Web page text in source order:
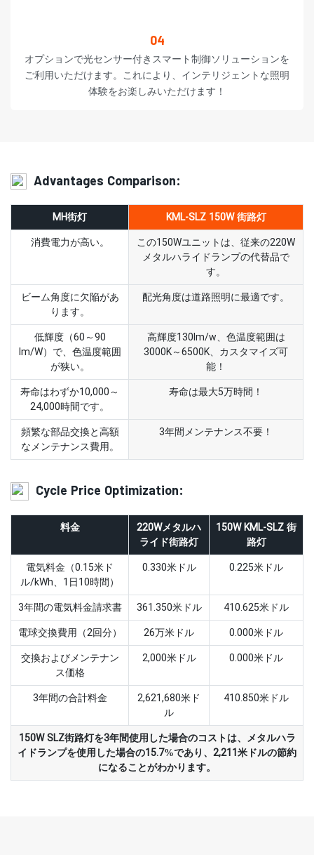
04
オプションで光センサー付きスマート制御ソリューションを
ご利用いただけます。これにより、インテリジェントな照明
体験をお楽しみいただけます！
Advantages Comparison:
MH街灯
KML-SLZ 150W 街路灯
消費電力が高い。
この150Wユニットは、従来の220W
メタルハライドランプの代替品で
す。
ビーム角度に欠陥があ
ります。
配光角度は道路照明に最適です。
低輝度（60～90
lm/W）で、色温度範囲
が狭い。
高輝度130lm/w、色温度範囲は
3000K～6500K、カスタマイズ可
能！
寿命はわずか10,000～
24,000時間です。
寿命は最大5万時間！
頻繁な部品交換と高額
なメンテナンス費用。
3年間メンテナンス不要！
Cycle Price Optimization:
料金
220Wメタルハ
ライド街路灯
150W KML-SLZ 街
路灯
電気料金（0.15米ド
ル/kWh、1日10時間）
0.330米ドル 0.225米ドル
3年間の電気料金請求書 361.350米ドル
410.625米ドル
電球交換費用（2回分）
26万米ドル
0.000米ドル
交換およびメンテナン
ス価格
2,000米ドル 0.000米ドル
3年間の合計料金
2,621,680米ド
ル
410.850米ドル
150W SLZ街路灯を3年間使用した場合のコストは、メタルハラ
イドランプを使用した場合の15.7%であり、2,211米ドルの節約
になることがわかります。